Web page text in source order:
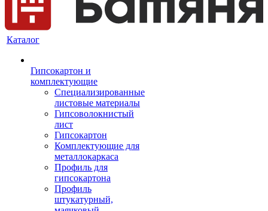
Каталог
Гипсокартон и
комплектующие
Специализированные
листовые материалы
Гипсоволокнистый
лист
Гипсокартон
Комплектующие для
металлокаркаса
Профиль для
гипсокартона
Профиль
штукатурный,